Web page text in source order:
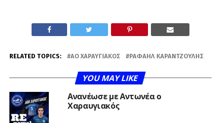
RELATED TOPICS: ΑΟ ΧΑΡΑΥΓΙΑΚΌΣ ΡΑΦΑΉΛ ΚΑΡΑΝΤΖΟΎΛΗΣ
YOU MAY LIKE
Ανανέωσε με Αντωνέα ο
Χαραυγιακός